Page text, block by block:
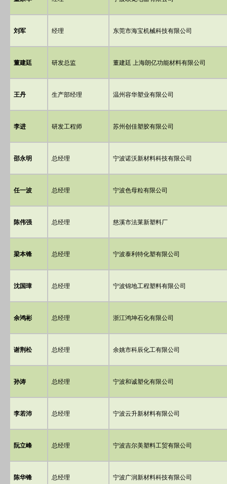
刘军 经理 东莞市海宝机械科技有限公司
董建廷 研发总监 董建廷 上海朗亿功能材料有限公司
王丹 生产部经理 温州容华塑业有限公司
李进 研发工程师 苏州创佳塑胶有限公司
邵永明 总经理 宁波诺沃新材料科技有限公司
任一波 总经理 宁波色母粒有限公司
陈伟强 总经理 慈溪市法莱新塑料厂
梁本锋 总经理 宁波泰利特化塑有限公司
沈国璋 总经理 宁波锦地工程塑料有限公司
余鸿彬 总经理 浙江鸿坤石化有限公司
谢荆松 总经理 余姚市科辰化工有限公司
孙涛 总经理 宁波和诚塑化有限公司
李若沛 总经理 宁波云升新材料有限公司
阮立峰 总经理 宁波吉尔美塑料工贸有限公司
陈华锋 总经理 宁波广润新材料科技有限公司